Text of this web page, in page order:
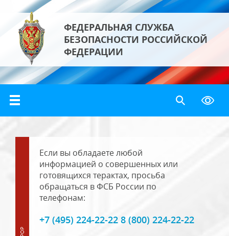
ФЕДЕРАЛЬНАЯ СЛУЖБА
БЕЗОПАСНОСТИ РОССИЙСКОЙ
ФЕДЕРАЦИИ
Если вы обладаете любой
информацией о совершенных или
готовящихся терактах, просьба
обращаться в ФСБ России по
телефонам:
+7 (495) 224-22-22 8 (800) 224-22-22